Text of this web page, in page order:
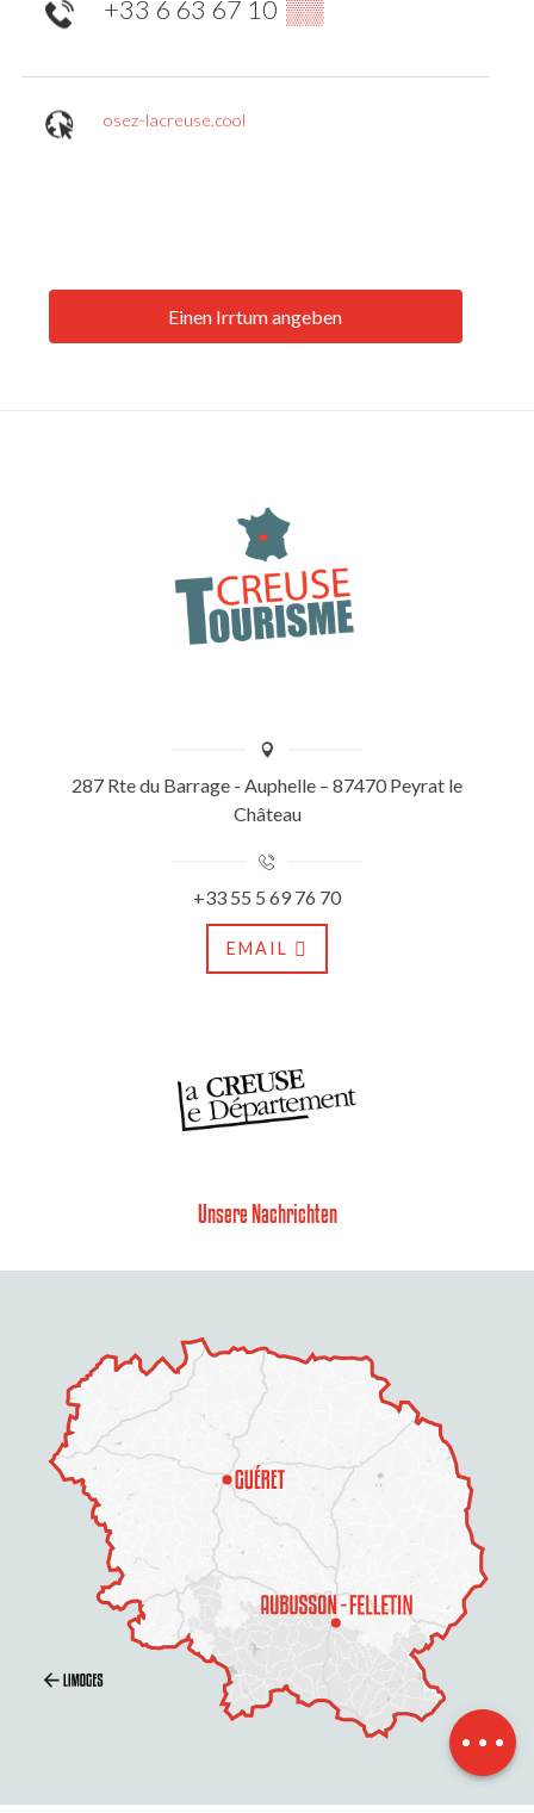
Öffnungen
Per E-Mail
kontaktieren
+33 6 63 67 10 ▒▒
osez-lacreuse.cool
Einen Irrtum angeben
287 Rte du Barrage - Auphelle – 87470 Peyrat le
Château
+33 55 5 69 76 70
EMAIL
Unsere Nachrichten